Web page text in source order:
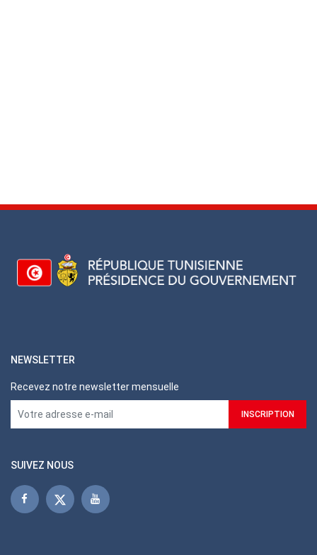
NEWSLETTER
Recevez notre newsletter mensuelle
SUIVEZ NOUS